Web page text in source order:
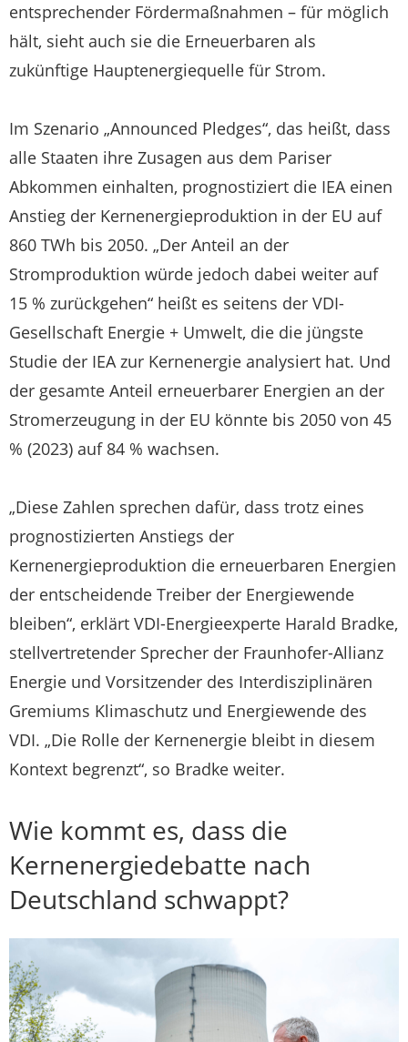
entsprechender Fördermaßnahmen – für möglich
hält, sieht auch sie die Erneuerbaren als
zukünftige Hauptenergiequelle für Strom.
Im Szenario „Announced Pledges“, das heißt, dass
alle Staaten ihre Zusagen aus dem Pariser
Abkommen einhalten, prognostiziert die IEA einen
Anstieg der Kernenergieproduktion in der EU auf
860 TWh bis 2050. „Der Anteil an der
Stromproduktion würde jedoch dabei weiter auf
15 % zurückgehen“ heißt es seitens der VDI-
Gesellschaft Energie + Umwelt, die die jüngste
Studie der IEA zur Kernenergie analysiert hat. Und
der gesamte Anteil erneuerbarer Energien an der
Stromerzeugung in der EU könnte bis 2050 von 45
% (2023) auf 84 % wachsen.
„Diese Zahlen sprechen dafür, dass trotz eines
prognostizierten Anstiegs der
Kernenergieproduktion die erneuerbaren Energien
der entscheidende Treiber der Energiewende
bleiben“, erklärt VDI-Energieexperte Harald Bradke,
stellvertretender Sprecher der Fraunhofer-Allianz
Energie und Vorsitzender des Interdisziplinären
Gremiums Klimaschutz und ​Energiewende des
VDI. „Die Rolle der Kernenergie bleibt in diesem
Kontext begrenzt“, so Bradke weiter.
Wie kommt es, dass die
Kernenergiedebatte nach
Deutschland schwappt?